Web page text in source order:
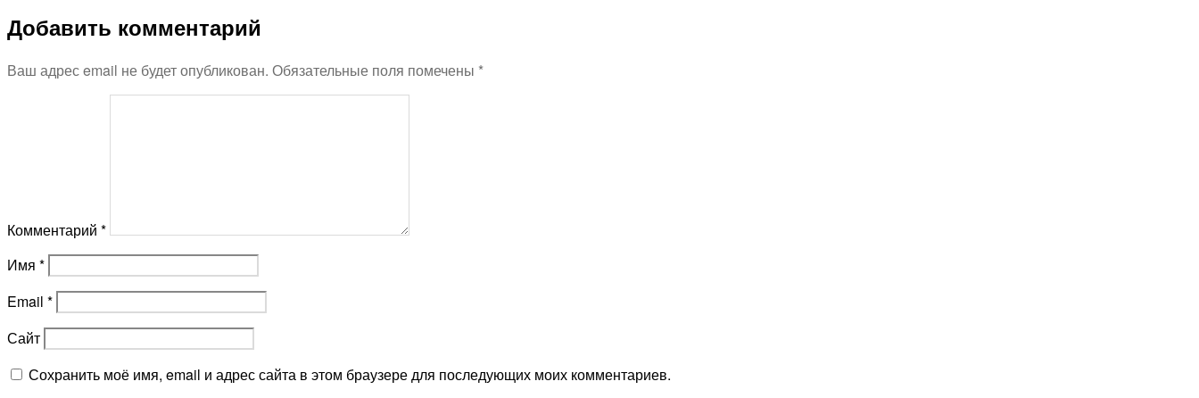
Добавить комментарий
Ваш адрес email не будет опубликован. Обязательные поля помечены *
Комментарий *
Имя *
Email *
Сайт
Сохранить моё имя, email и адрес сайта в этом браузере для последующих моих комментариев.